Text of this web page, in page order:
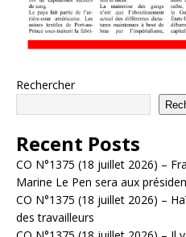
Rechercher
Recent Posts
CO N°1375 (18 juillet 2026) –
Marine Le Pen sera aux
CO N°1375 (18 juillet 2026) –
des travailleurs